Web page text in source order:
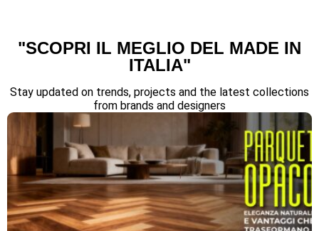
"SCOPRI IL MEGLIO DEL MADE IN
ITALIA"
Stay updated on trends, projects and the latest collections
from brands and designers